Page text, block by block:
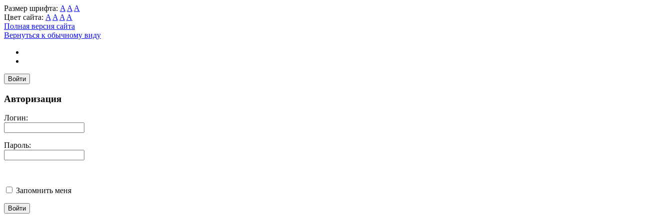
Размер шрифта: A A A
Цвет сайта: A A A A
Полная версия сайта
Вернуться к обычному виду
Войти
Авторизация
Логин:
Пароль:
Запомнить меня